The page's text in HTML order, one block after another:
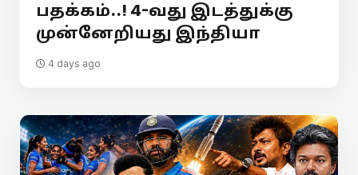
பதக்கம்..! 4-வது இடத்துக்கு
முன்னேறியது இந்தியா
4 days ago